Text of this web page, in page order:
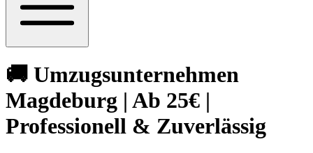
🚚 Umzugsunternehmen
Magdeburg | Ab 25€ |
Professionell & Zuverlässig